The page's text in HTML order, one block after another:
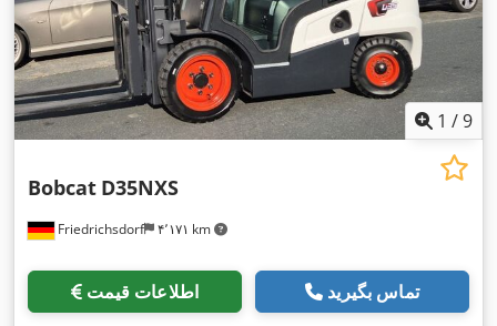
1 /9
Friedrichsdorf ۴٬۱۷۱ km
Bobcat D35NXS
اطلاعات قیمت تماس بگیرید